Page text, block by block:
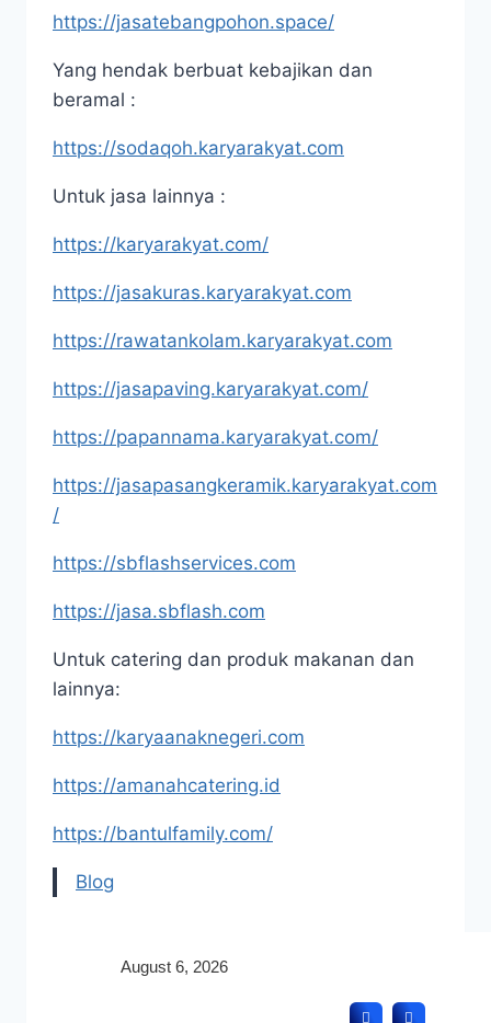
https://jasatebangpohon.space/
Yang hendak berbuat kebajikan dan
beramal :
https://sodaqoh.karyarakyat.com
Untuk jasa lainnya :
https://karyarakyat.com/
https://jasakuras.karyarakyat.com
https://rawatankolam.karyarakyat.com
https://jasapaving.karyarakyat.com/
https://papannama.karyarakyat.com/
https://jasapasangkeramik.karyarakyat.com
/
https://sbflashservices.com
https://jasa.sbflash.com
Untuk catering dan produk makanan dan
lainnya:
https://karyaanaknegeri.com
https://amanahcatering.id
https://bantulfamily.com/
Blog